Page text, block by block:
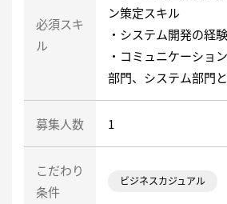
必須スキ
ル
ン策定スキル
・システム開発の経験
・コミュニケーショ
部門、システム部門
募集人数 1
こだわり
条件
ビジネスカジュアル